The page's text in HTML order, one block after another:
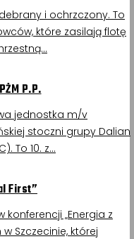
i ochrzczony. To
które zasilają flotę
P.P.
jednostka m/v
stoczni grupy Dalian
To 10. z…
First”
konferencji „Energia z
w Szczecinie, której